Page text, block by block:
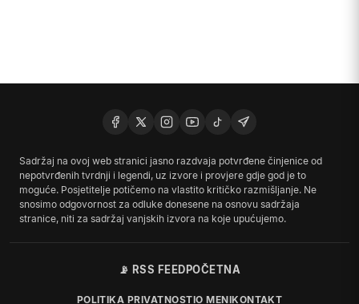
Sadržaj na ovoj web stranici jasno razdvaja potvrđene činjenice od
nepotvrđenih tvrdnji i legendi, uz izvore i provjere gdje god je to
moguće. Posjetitelje potičemo na vlastito kritičko razmišljanje. Ne
snosimo odgovornost za odluke donesene na osnovu sadržaja
stranice, niti za sadržaj vanjskih izvora na koje upućujemo.
📡 RSS FEEDPOČETNA
POLITIKA PRIVATNOSTIO MENIKONTAKT